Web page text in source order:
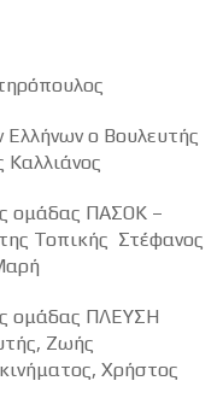
ο Βουλευτής
ομάδας ΠΑΣΟΚ –
Τοπικής Στέφανος
ομάδας ΠΛΕΥΣΗ
Ζωής
Χρήστος